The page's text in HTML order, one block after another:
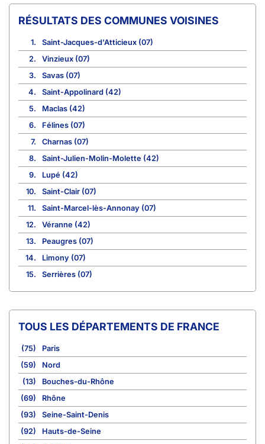
COMMUNES VOISINES
1.
Saint-Jacques-d'Atticieux (07)
2.
Vinzieux (07)
3.
Savas (07)
4.
Saint-Appolinard (42)
5.
Maclas (42)
6.
Félines (07)
7.
Charnas (07)
8.
Saint-Julien-Molin-Molette (42)
9.
Lupé (42)
10.
Saint-Clair (07)
11.
Saint-Marcel-lès-Annonay (07)
12.
Véranne (42)
13.
Peaugres (07)
14.
Limony (07)
15.
Serrières (07)
TOUS LES DÉPARTEMENTS DE FRANCE
(75)
Paris
(59)
Nord
(13)
Bouches-du-Rhône
(69)
Rhône
(93)
Seine-Saint-Denis
(92)
Hauts-de-Seine